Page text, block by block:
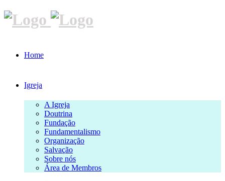
Home
Igreja
A Igreja
Doutrina
Fundação
Fundamentalismo
Organização
Salvação
Sobre nós
Área de Membros